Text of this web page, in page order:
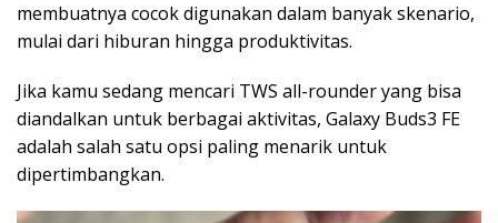
membuatnya cocok digunakan dalam banyak skenario,
mulai dari hiburan hingga produktivitas.
Jika kamu sedang mencari TWS all-rounder yang bisa
diandalkan untuk berbagai aktivitas, Galaxy Buds3 FE
adalah salah satu opsi paling menarik untuk
dipertimbangkan.